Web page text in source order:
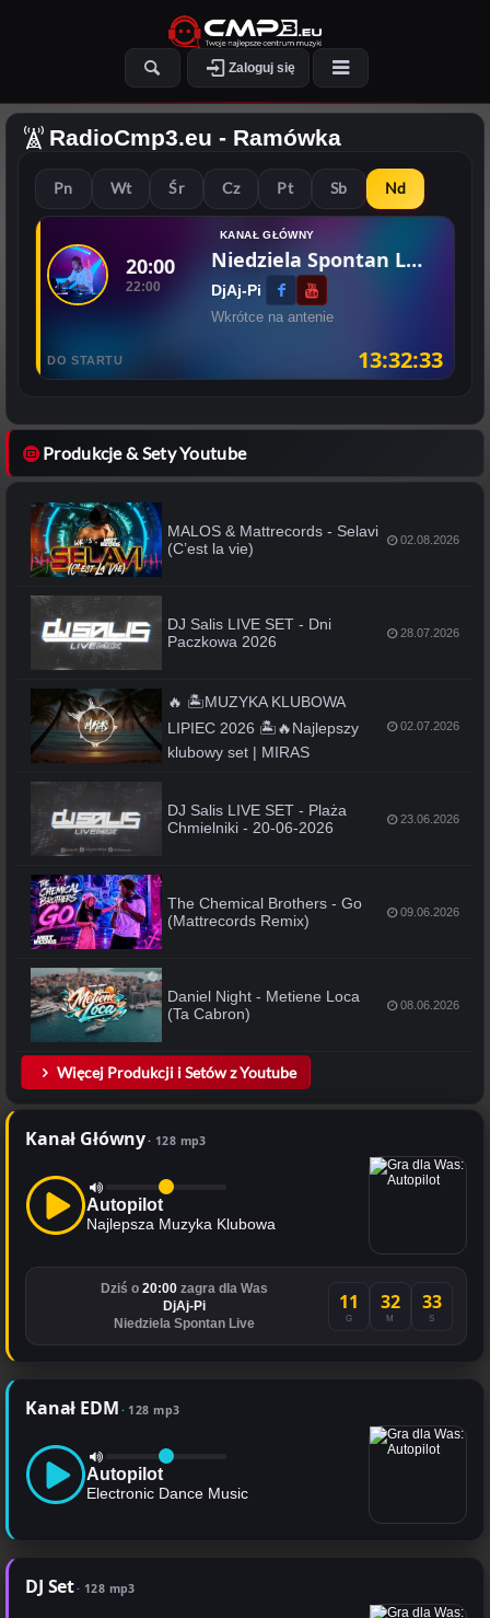
Zaloguj się
RadioCmp3.eu - Ramówka
Pn Wt Śr Cz Pt Sb Nd
20:00
22:00
KANAŁ GŁÓWNY
Niedziela Spontan Live
DjAj-Pi
Wkrótce na antenie
DO STARTU 13:32:33
Produkcje & Sety Youtube
MALOS & Mattrecords - Selavi
(C’est la vie)
02.08.2026
DJ Salis LIVE SET - Dni
Paczkowa 2026
28.07.2026
🔥 🏝️MUZYKA KLUBOWA
LIPIEC 2026 🏝️🔥Najlepszy
klubowy set | MIRAS
02.07.2026
DJ Salis LIVE SET - Plaża
Chmielniki - 20-06-2026
23.06.2026
The Chemical Brothers - Go
(Mattrecords Remix)
09.06.2026
Daniel Night - Metiene Loca
(Ta Cabron)
08.06.2026
Więcej Produkcji i Setów z Youtube
Kanał Główny 128 mp3
Autopilot
Najlepsza Muzyka Klubowa
Dziś o 20:00zagra dla Was
DjAj-Pi
Niedziela Spontan Live
11
G
32
M
33
S
Kanał EDM 128 mp3
Autopilot
Electronic Dance Music
DJ Set 128 mp3